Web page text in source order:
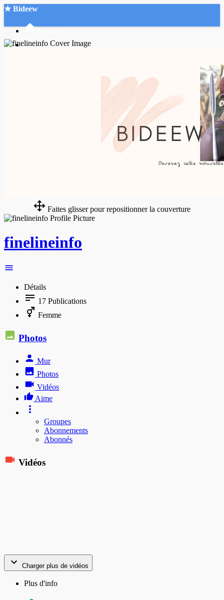
★ Bideew
Faites glisser pour repositionner la couverture
finelineinfo
Détails
17 Publications
Femme
Photos
Mur
Photos
Vidéos
Aime
Groupes
Abonnements
Abonnés
Vidéos
Charger plus de vidéos
Plus d'info